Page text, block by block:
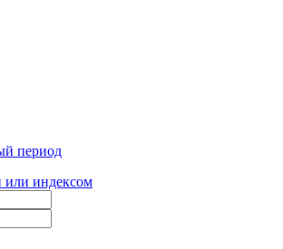
период
или индексом